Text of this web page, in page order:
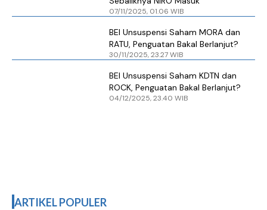
07/11/2025, 01.06 WIB
BEI Unsuspensi Saham MORA dan
RATU, Penguatan Bakal Berlanjut?
30/11/2025, 23.27 WIB
BEI Unsuspensi Saham KDTN dan
ROCK, Penguatan Bakal Berlanjut?
04/12/2025, 23.40 WIB
ARTIKEL POPULER